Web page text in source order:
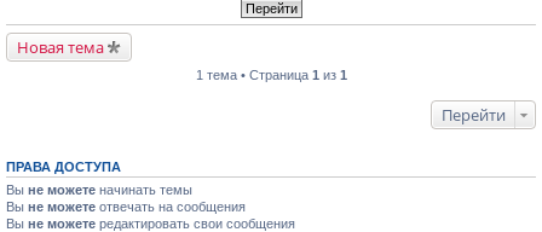
Новая тема
1 тема • Страница 1 из 1
Перейти
ПРАВА ДОСТУПА
Вы не можете начинать темы
Вы не можете отвечать на сообщения
Вы не можете редактировать свои сообщения